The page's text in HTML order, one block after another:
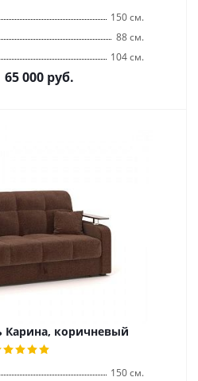
150 см.
88 см.
104 см.
65 000 руб.
Карина, коричневый
150 см.